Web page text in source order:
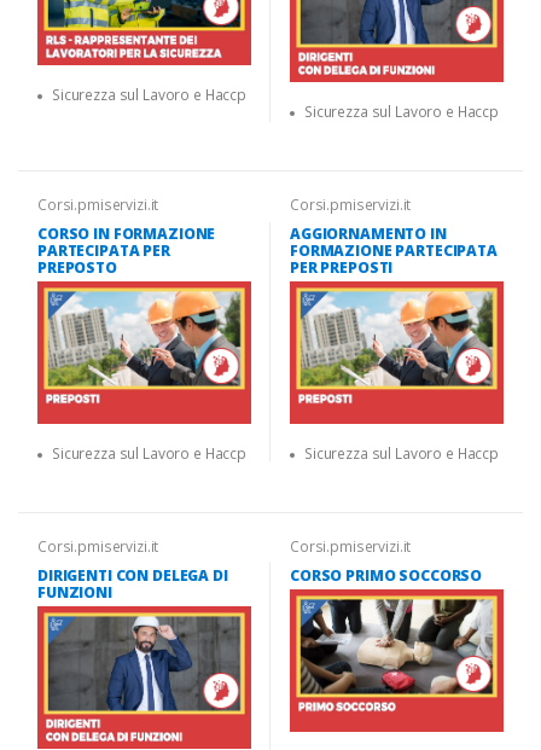
Sicurezza sul Lavoro e Haccp
Sicurezza sul Lavoro e Haccp
Corsi.pmiservizi.it
CORSO IN FORMAZIONE
PARTECIPATA PER
PREPOSTO
Sicurezza sul Lavoro e Haccp
Corsi.pmiservizi.it
AGGIORNAMENTO IN
FORMAZIONE PARTECIPATA
PER PREPOSTI
Sicurezza sul Lavoro e Haccp
Corsi.pmiservizi.it
DIRIGENTI CON DELEGA DI
FUNZIONI
Corsi.pmiservizi.it
CORSO PRIMO SOCCORSO